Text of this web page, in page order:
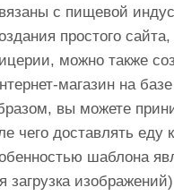
с пищевой
простого
можно также
магазин на
вы можете
чего доставлять еду
шаблона
загрузка